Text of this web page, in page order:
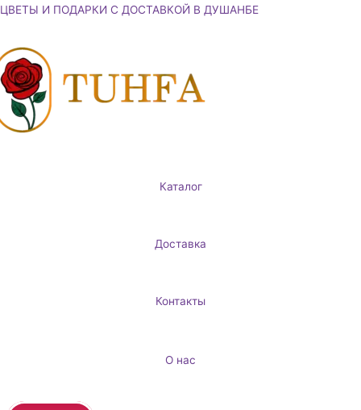
Перейти
содержимому
ЦВЕТЫ И ПОДАРКИ С ДОСТАВКОЙ В ДУШАНБЕ
Каталог
Доставка
Контакты
О нас